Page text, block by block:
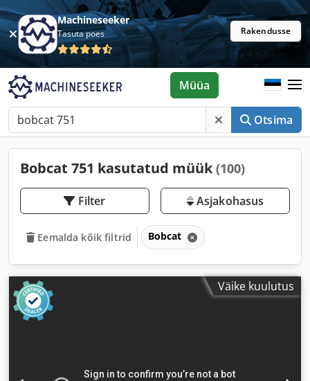
Machineseeker
Tasuta poes Rakendusse
Otsima
Müüa
Bobcat 751 kasutatud müük (100)
Filter Asjakohasus
Eemalda kõik filtrid Bobcat
Väike kuulutus